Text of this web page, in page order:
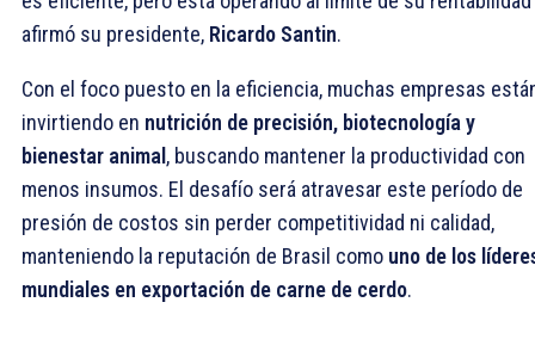
afirmó su presidente, Ricardo Santin.
Con el foco puesto en la eficiencia, muchas empresas
invirtiendo en nutrición de precisión, biotecnología y
bienestar animal, buscando mantener la productividad con
menos insumos. El desafío será atravesar este período de
presión de costos sin perder competitividad ni calidad,
manteniendo la reputación de Brasil como uno de los
mundiales en exportación de carne de cerdo.